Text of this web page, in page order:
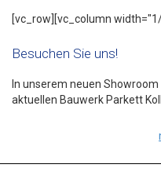
[vc_row][vc_column
Besuchen Sie uns!
In unserem neuen
aktuellen Bauwerk Parkett